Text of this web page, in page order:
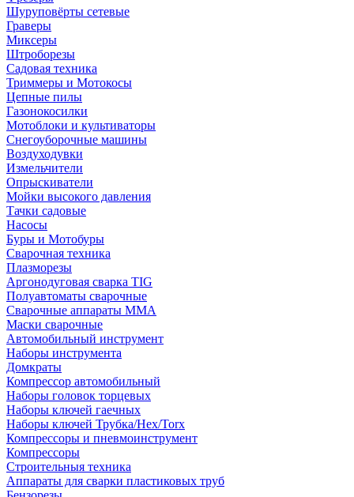
Шуруповёрты сетевые
Граверы
Миксеры
Штроборезы
Садовая техника
Триммеры и Мотокосы
Цепные пилы
Газонокосилки
Мотоблоки и культиваторы
Снегоуборочные машины
Воздуходувки
Измельчители
Опрыскиватели
Мойки высокого давления
Тачки садовые
Насосы
Буры и Мотобуры
Сварочная техника
Плазморезы
Аргонодуговая сварка TIG
Полуавтоматы сварочные
Сварочные аппараты ММА
Маски сварочные
Автомобильный инструмент
Наборы инструмента
Домкраты
Компрессор автомобильный
Наборы головок торцевых
Наборы ключей гаечных
Наборы ключей Трубка/Hex/Torx
Компрессоры и пневмоинструмент
Компрессоры
Строительныя техника
Аппараты для сварки пластиковых труб